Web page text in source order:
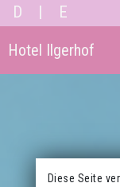
D |
E
Hotel Ilgerhof
Diese Seite